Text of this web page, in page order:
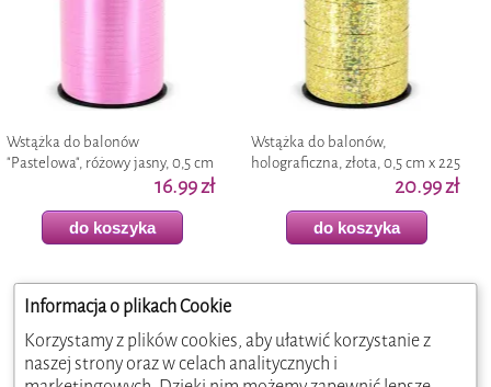
Wstążka do balonów
"Pastelowa", różowy jasny, 0,5 cm
16.99 zł
do koszyka
Wstążka do balonów,
holograficzna, złota, 0,5 cm x 225
20.99 zł
do koszyka
Informacja o plikach Cookie
Korzystamy z plików cookies, aby ułatwić korzystanie z
naszej strony oraz w celach analitycznych i